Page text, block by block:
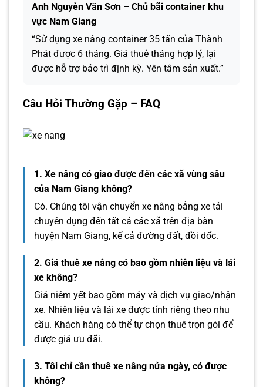
Anh Nguyễn Văn Sơn – Chủ bãi container khu
vực Nam Giang
“Sử dụng xe nâng container 35 tấn của Thành
Phát được 6 tháng. Giá thuê tháng hợp lý, lại
được hỗ trợ bảo trì định kỳ. Yên tâm sản xuất.”
Câu Hỏi Thường Gặp – FAQ
1. Xe nâng có giao được đến các xã vùng sâu
của Nam Giang không?
Có. Chúng tôi vận chuyển xe nâng bằng xe tải
chuyên dụng đến tất cả các xã trên địa bàn
huyện Nam Giang, kể cả đường đất, đồi dốc.
2. Giá thuê xe nâng có bao gồm nhiên liệu và lái
xe không?
Giá niêm yết bao gồm máy và dịch vụ giao/nhận
xe. Nhiên liệu và lái xe được tính riêng theo nhu
cầu. Khách hàng có thể tự chọn thuê trọn gói để
được giá ưu đãi.
3. Tôi chỉ cần thuê xe nâng nửa ngày, có được
không?